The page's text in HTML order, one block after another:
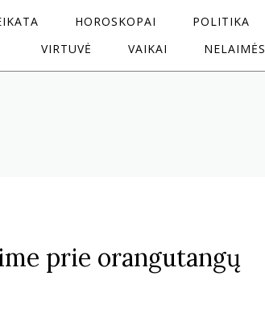
HOROSKOPAI POLITIKA
VIRTUVĖ
VAIKAI NELAIMĖS
prie orangutangų